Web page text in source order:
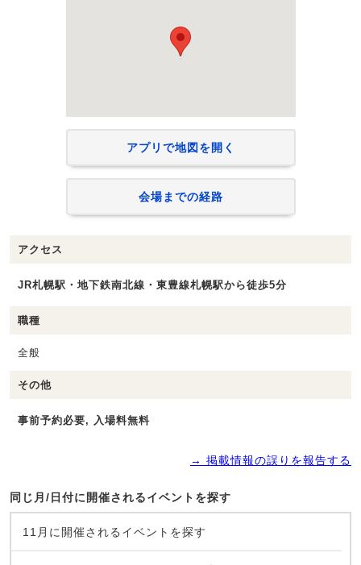
アプリで地図を開く
会場までの経路
アクセス
JR札幌駅・地下鉄南北線・東豊線札幌駅から徒歩5分
職種
全般
その他
事前予約必要, 入場料無料
→ 掲載情報の誤りを報告する
同じ月/日付に開催されるイベントを探す
11月に開催されるイベントを探す